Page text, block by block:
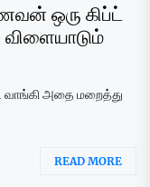
ஒரு கிப்ட்
வாங்கி அதை மறைத்து
READ MORE